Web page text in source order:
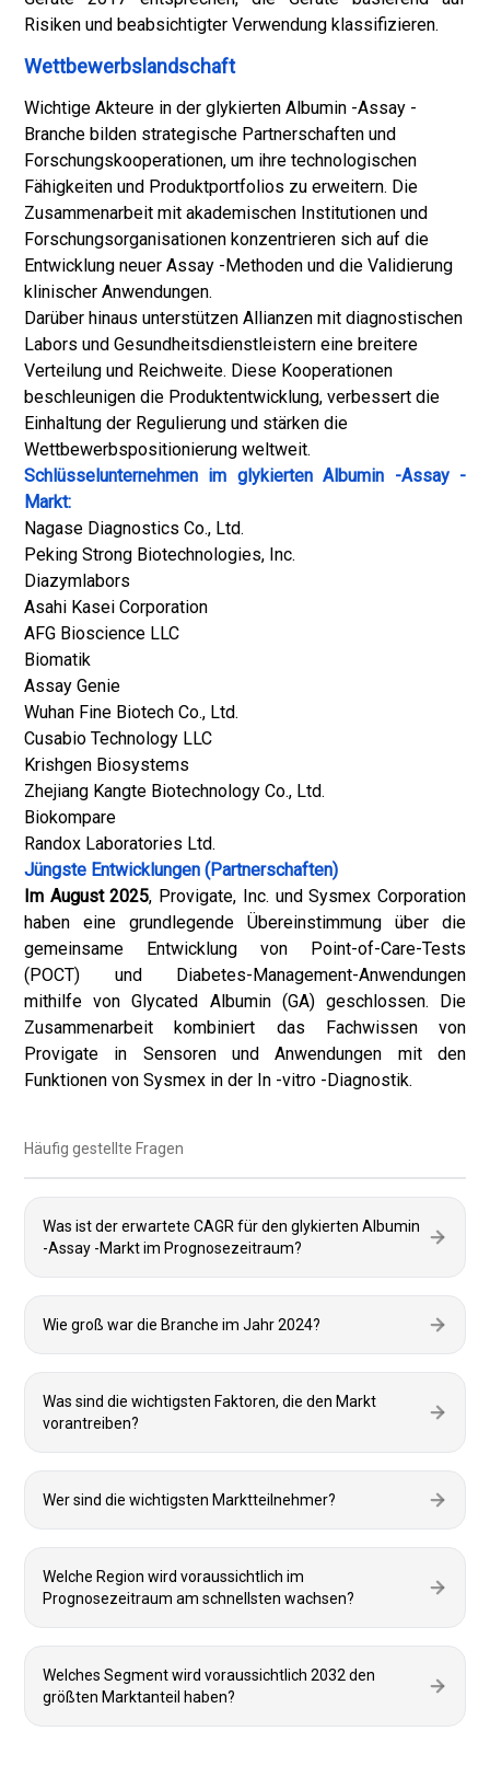
Risiken und beabsichtigter Verwendung klassifizieren.
Wettbewerbslandschaft
Wichtige Akteure in der glykierten Albumin -Assay -
Branche bilden strategische Partnerschaften und
Forschungskooperationen, um ihre technologischen
Fähigkeiten und Produktportfolios zu erweitern. Die
Zusammenarbeit mit akademischen Institutionen und
Forschungsorganisationen konzentrieren sich auf die
Entwicklung neuer Assay -Methoden und die Validierung
klinischer Anwendungen.
Darüber hinaus unterstützen Allianzen mit diagnostischen
Labors und Gesundheitsdienstleistern eine breitere
Verteilung und Reichweite. Diese Kooperationen
beschleunigen die Produktentwicklung, verbessert die
Einhaltung der Regulierung und stärken die
Wettbewerbspositionierung weltweit.
Schlüsselunternehmen im glykierten Albumin -Assay -
Markt:
Nagase Diagnostics Co., Ltd.
Peking Strong Biotechnologies, Inc.
Diazymlabors
Asahi Kasei Corporation
AFG Bioscience LLC
Biomatik
Assay Genie
Wuhan Fine Biotech Co., Ltd.
Cusabio Technology LLC
Krishgen Biosystems
Zhejiang Kangte Biotechnology Co., Ltd.
Biokompare
Randox Laboratories Ltd.
Jüngste Entwicklungen (Partnerschaften)
Im August 2025, Provigate, Inc. und Sysmex Corporation
haben eine grundlegende Übereinstimmung über die
gemeinsame Entwicklung von Point-of-Care-Tests
(POCT) und Diabetes-Management-Anwendungen
mithilfe von Glycated Albumin (GA) geschlossen. Die
Zusammenarbeit kombiniert das Fachwissen von
Provigate in Sensoren und Anwendungen mit den
Funktionen von Sysmex in der In -vitro -Diagnostik.
Häufig gestellte Fragen
Was ist der erwartete CAGR für den glykierten Albumin
-Assay -Markt im Prognosezeitraum?
Wie groß war die Branche im Jahr 2024?
Was sind die wichtigsten Faktoren, die den Markt
vorantreiben?
Wer sind die wichtigsten Marktteilnehmer?
Welche Region wird voraussichtlich im
Prognosezeitraum am schnellsten wachsen?
Welches Segment wird voraussichtlich 2032 den
größten Marktanteil haben?